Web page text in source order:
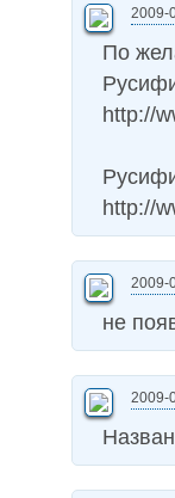
2009-
По
http://
http://
2009-
не
2009-